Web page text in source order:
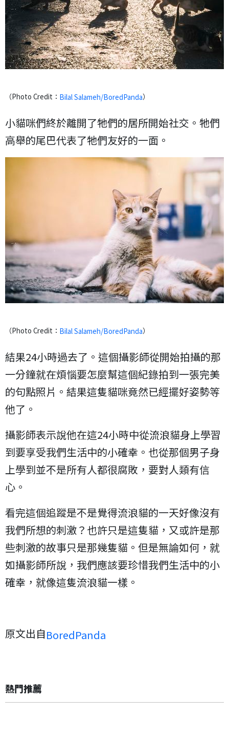
（Photo Credit： Bilal Salameh/BoredPanda）
小貓咪們終於離開了牠們的居所開始社交。牠們
高舉的尾巴代表了牠們友好的一面。
（Photo Credit： Bilal Salameh/BoredPanda）
結果24小時過去了。這個攝影師從開始拍攝的那
一分鐘就在煩惱要怎麼幫這個紀錄拍到一張完美
的句點照片。結果這隻貓咪竟然已經擺好姿勢等
他了。
攝影師表示說他在這24小時中從流浪貓身上學習
到要享受我們生活中的小確幸。也從那個男子身
上學到並不是所有人都很腐敗，要對人類有信
心。
看完這個追蹤是不是覺得流浪貓的一天好像沒有
我們所想的刺激？也許只是這隻貓，又或許是那
些刺激的故事只是那幾隻貓。但是無論如何，就
如攝影師所說，我們應該要珍惜我們生活中的小
確幸，就像這隻流浪貓一樣。
原文出自BoredPanda
熱門推薦